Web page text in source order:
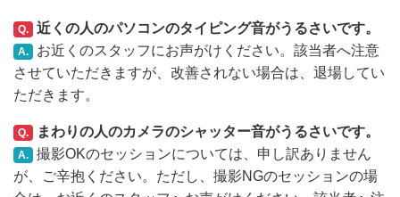
Q. 近くの人のパソコンのタイピング音がうるさいです。
A. お近くのスタッフにお声がけください。該当者へ注意
させていただきますが、改善されない場合は、退場してい
ただきます。
Q. まわりの人のカメラのシャッター音がうるさいです。
A. 撮影OKのセッションについては、申し訳ありません
が、ご辛抱ください。ただし、撮影NGのセッションの場